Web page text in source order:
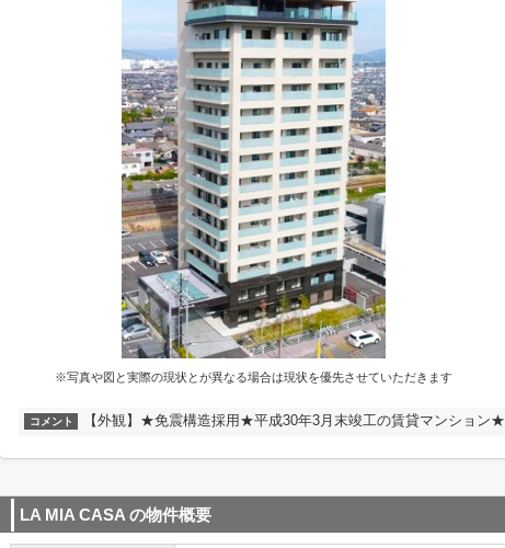
※写真や図と実際の現状とが異なる場合は現状を優先させていただきます
コメント 【外観】★免震構造採用★平成30年3月末竣工の賃貸マンション★
LA MIA CASA の物件概要